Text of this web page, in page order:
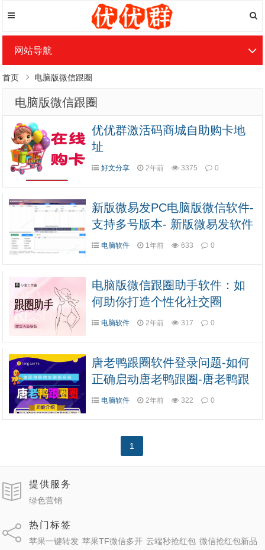
网站导航
首页 电脑版微信跟圈
电脑版微信跟圈
优优群激活码商城自助购卡地
址
好文分享 2年前 3375 0
新版微易发PC电脑版微信软件-
支持多号版本- 新版微易发软件
官网
电脑软件 1年前 633 0
电脑版微信跟圈助手软件：如
何助你打造个性化社交圈
电脑软件 2年前 317 0
唐老鸭跟圈软件登录问题-如何
正确启动唐老鸭跟圈-唐老鸭跟
圈软件官网
电脑软件 2年前 322 0
1
提供服务
绿色营销
热门标签
苹果一键转发 苹果TF微信多开 云端秒抢红包 微信抢红包新品